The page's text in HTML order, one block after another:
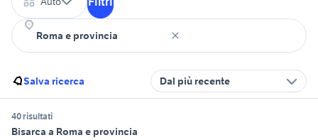
Salva ricerca Dal più recente
40 risultati
Bisarca a Roma e provincia